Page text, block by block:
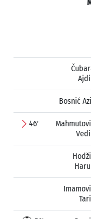
Bosnić
46'